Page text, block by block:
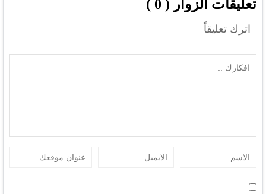
تعليقات الزوار ( 0 )
اترك تعليقاً